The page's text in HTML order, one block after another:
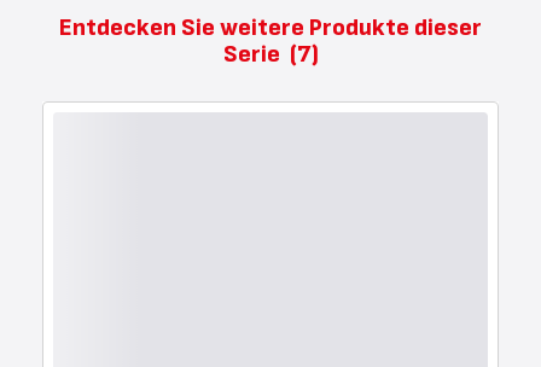
Entdecken Sie weitere Produkte dieser
Serie (7)